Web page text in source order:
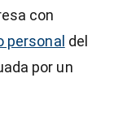
con
personal del
por un